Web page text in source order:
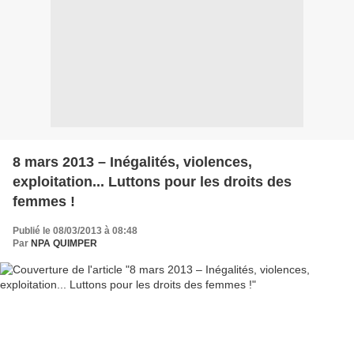
8 mars 2013 – Inégalités, violences,
exploitation... Luttons pour les droits des
femmes !
Publié le 08/03/2013 à 08:48
Par NPA QUIMPER